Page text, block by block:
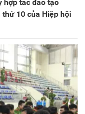
hợp tác đào tạo
10 của Hiệp hội